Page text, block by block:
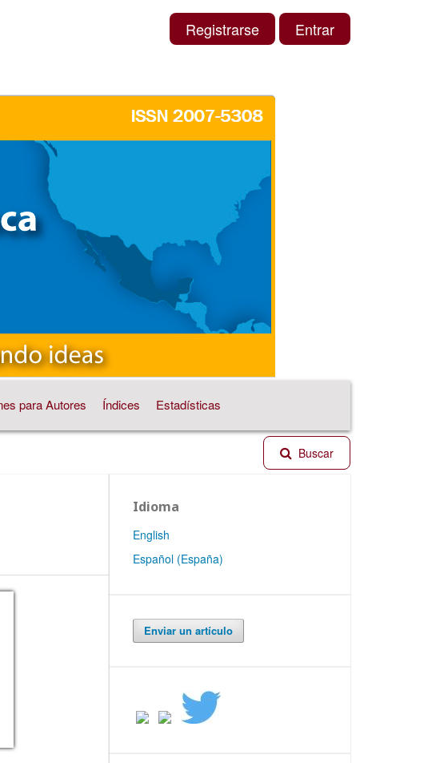
para Autores Índices Estadísticas
Buscar
Registrarse Entrar
Idioma
English
Español (España)
Enviar un artículo